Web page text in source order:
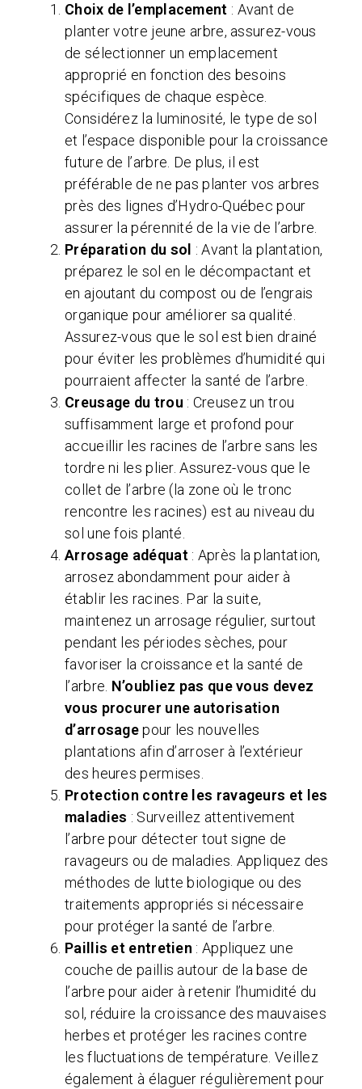
Choix de l’emplacement : Avant de
planter votre jeune arbre, assurez-vous
de sélectionner un emplacement
approprié en fonction des besoins
spécifiques de chaque espèce.
Considérez la luminosité, le type de sol
et l’espace disponible pour la croissance
future de l’arbre. De plus, il est
préférable de ne pas planter vos arbres
près des lignes d’Hydro-Québec pour
assurer la pérennité de la vie de l’arbre.
Préparation du sol : Avant la plantation,
préparez le sol en le décompactant et
en ajoutant du compost ou de l’engrais
organique pour améliorer sa qualité.
Assurez-vous que le sol est bien drainé
pour éviter les problèmes d’humidité qui
pourraient affecter la santé de l’arbre.
Creusage du trou : Creusez un trou
suffisamment large et profond pour
accueillir les racines de l’arbre sans les
tordre ni les plier. Assurez-vous que le
collet de l’arbre (la zone où le tronc
rencontre les racines) est au niveau du
sol une fois planté.
Arrosage adéquat : Après la plantation,
arrosez abondamment pour aider à
établir les racines. Par la suite,
maintenez un arrosage régulier, surtout
pendant les périodes sèches, pour
favoriser la croissance et la santé de
l’arbre. N’oubliez pas que vous devez
vous procurer une autorisation
d’arrosagepour les nouvelles
plantations afin d’arroser à l’extérieur
des heures permises.
Protection contre les ravageurs et les
maladies : Surveillez attentivement
l’arbre pour détecter tout signe de
ravageurs ou de maladies. Appliquez des
méthodes de lutte biologique ou des
traitements appropriés si nécessaire
pour protéger la santé de l’arbre.
Paillis et entretien : Appliquez une
couche de paillis autour de la base de
l’arbre pour aider à retenir l’humidité du
sol, réduire la croissance des mauvaises
herbes et protéger les racines contre
les fluctuations de température. Veillez
également à élaguer régulièrement pour